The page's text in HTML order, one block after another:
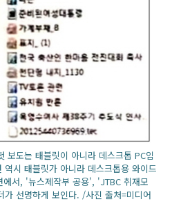
보도는 태블릿이 아니라 데스크톱 PC임
시 태블릿가 아니라 데스크톱용 와이드
서, '뉴스제작부 공용', 'JTBC 취재모
선명하게 보인다. /사진 출처=미디어